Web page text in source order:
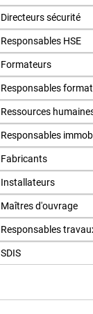
Directeurs sécurité
Responsables HSE
Formateurs
Responsables
Ressources
Responsables
Fabricants
Installateurs
Maîtres d'ouvrage
Responsables
SDIS